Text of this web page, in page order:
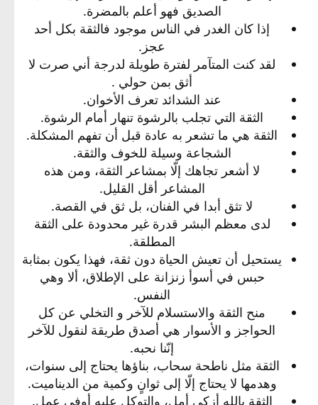
الصديق فهو أعلم بالمضرة.​
إذا كان الغدر في الناس موجود فالثقة بكل أحد
عجز.​
لقد كنت المتآمر لفترة طويلة لدرجة أني صرت لا
أثق بمن حولي .​
عند الشدائد تعرف الأخوان.​
الثقة التي تجلب بالرشوة تنهار أمام الرشوة.​
الثقة هي ما تشعر به عادة قبل أن تفهم المشكلة.​
الشجاعة وسيلة للخوف والثقة.​
لا أشعر تجاهك إلّا بمشاعر الثقة، ومن هذه
المشاعر أقل القليل.​
لا تثق أبدا في الفنان، بل ثق في القصة.​
لدى معظم البشر قدرة غير محدودة على الثقة
المطلقة.​
يستحيل أن تعيش الحياة دون ثقة، فهذا يكون بمثابة
حبس في أسوأ زنزانة على الإطلاق، ألا وهي
النفس.​
منح الثقة والاستسلام للآخر و التخلي عن كل
الحواجز و الأسوار هي أصدق طريقة لنقول للآخر
إنّنا نحبه.​
الثقة مثل ناطحة سحاب، بناؤها يحتاج إلى سنوات،
وهدمها لا يحتاج إلّا إلى ثوانٍ وكمية من الديناميت.​
الثقة بالله أزكى أمل، والتوكل عليه أوفي عمل.​